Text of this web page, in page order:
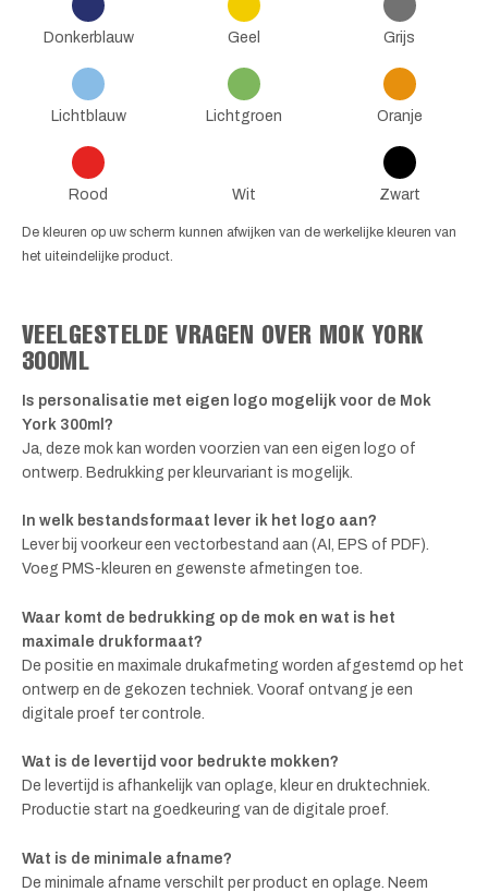
Donkerblauw Geel Grijs
Lichtblauw Lichtgroen Oranje
Rood Wit Zwart
De kleuren op uw scherm kunnen afwijken van de werkelijke kleuren van
het uiteindelijke product.
VEELGESTELDE VRAGEN OVER MOK YORK
300ML
Is personalisatie met eigen logo mogelijk voor de Mok
York 300ml?
Ja, deze mok kan worden voorzien van een eigen logo of
ontwerp. Bedrukking per kleurvariant is mogelijk.
In welk bestandsformaat lever ik het logo aan?
Lever bij voorkeur een vectorbestand aan (AI, EPS of PDF).
Voeg PMS-kleuren en gewenste afmetingen toe.
Waar komt de bedrukking op de mok en wat is het
maximale drukformaat?
De positie en maximale drukafmeting worden afgestemd op het
ontwerp en de gekozen techniek. Vooraf ontvang je een
digitale proef ter controle.
Wat is de levertijd voor bedrukte mokken?
De levertijd is afhankelijk van oplage, kleur en druktechniek.
Productie start na goedkeuring van de digitale proef.
Wat is de minimale afname?
De minimale afname verschilt per product en oplage. Neem